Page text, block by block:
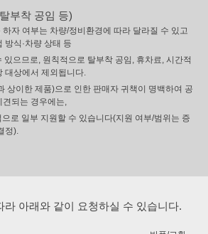
부착 공임 등)
자 여부는 차량/정비환경에 따라 달라질 수 있고
방식·차량 상태 등
으므로, 원칙적으로 탈부착 공임, 휴차료, 시간적
대상에서 제외됩니다.
상이한 제품)으로 인한 판매자 귀책이 명백하여 공
견되는 경우에는,
로 일부 지원할 수 있습니다(지원 여부/범위는 증
정).
라 아래와 같이 요청하실 수 있습니다.